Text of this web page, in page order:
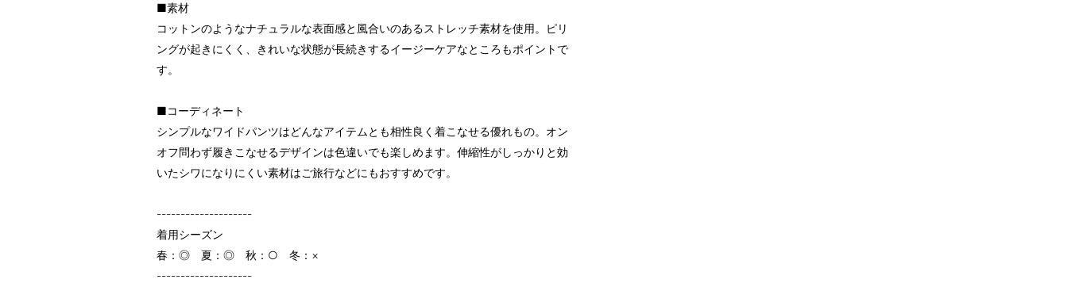
■素材
コットンのようなナチュラルな表面感と風合いのあるストレッチ素材を使用。ピリ
ングが起きにくく、きれいな状態が長続きするイージーケアなところもポイントで
す。
■コーディネート
シンプルなワイドパンツはどんなアイテムとも相性良く着こなせる優れもの。オン
オフ問わず履きこなせるデザインは色違いでも楽しめます。伸縮性がしっかりと効
いたシワになりにくい素材はご旅行などにもおすすめです。
--------------------
着用シーズン
春：◎ 夏：◎ 秋：○ 冬：×
--------------------